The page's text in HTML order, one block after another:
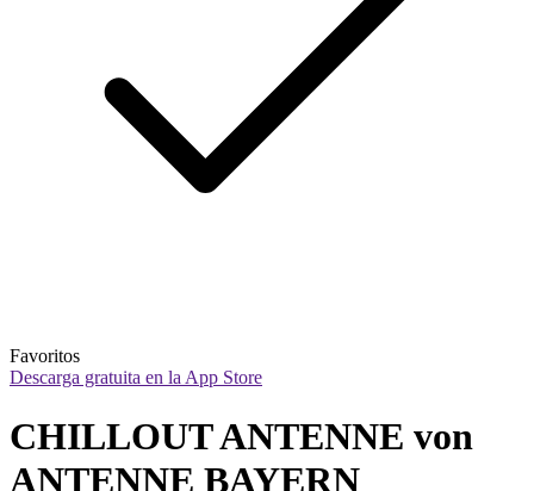
Favoritos
Descarga gratuita en la App Store
CHILLOUT ANTENNE von
ANTENNE BAYERN